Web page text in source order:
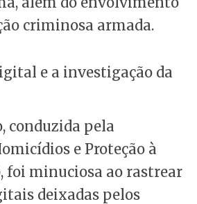
criminosa armada.
e a investigação da
conduzida pela
e Proteção à
foi minuciosa ao rastrear
deixadas pelos